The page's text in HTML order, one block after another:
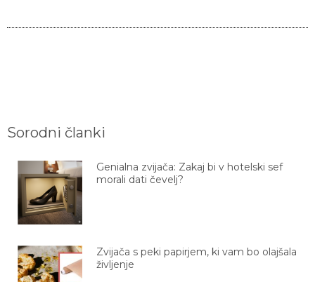
Sorodni članki
Genialna zvijača: Zakaj bi v hotelski sef
morali dati čevelj?
Zvijača s peki papirjem, ki vam bo olajšala
življenje